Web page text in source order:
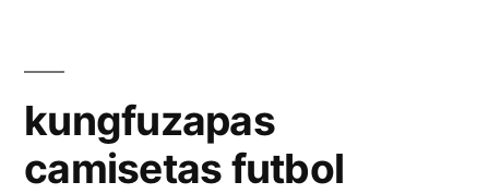
kungfuzapas
camisetas futbol